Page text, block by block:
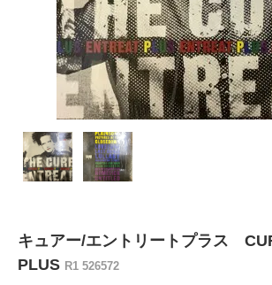
キュアー/エントリートプラス
PLUS R1 526572